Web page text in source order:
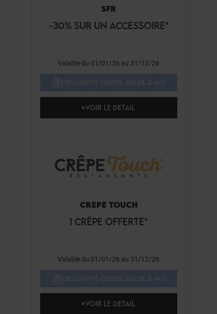
SFR
-30% SUR UN ACCESSOIRE*
Valable du 01/01/26 au 31/12/26
VOIR LE DETAIL
CREPE TOUCH
1 CRÊPE OFFERTE*
Valable du 01/01/26 au 31/12/26
VOIR LE DETAIL